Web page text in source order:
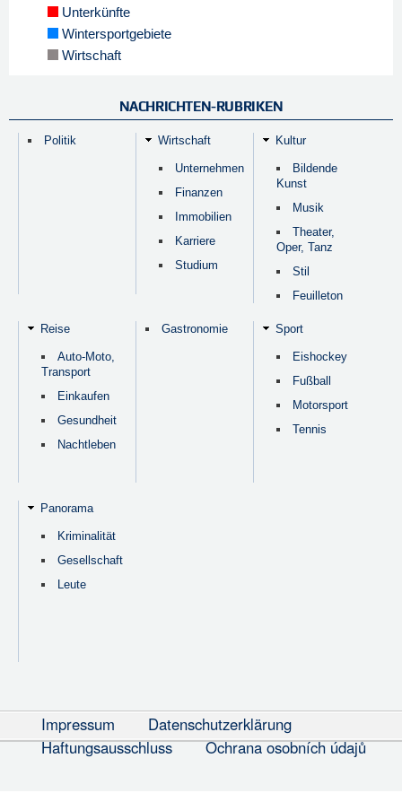
Unterkünfte
Wintersportgebiete
Wirtschaft
NACHRICHTEN-RUBRIKEN
Politik Wirtschaft
Unternehmen
Finanzen
Immobilien
Karriere
Studium
Kultur
Bildende
Kunst
Musik
Theater,
Oper, Tanz
Stil
Feuilleton
Reise
Auto-Moto,
Transport
Einkaufen
Gesundheit
Nachtleben
Gastronomie Sport
Eishockey
Fußball
Motorsport
Tennis
Panorama
Kriminalität
Gesellschaft
Leute
Impressum
Datenschutzerklärung
Haftungsausschluss
Ochrana osobních údajů